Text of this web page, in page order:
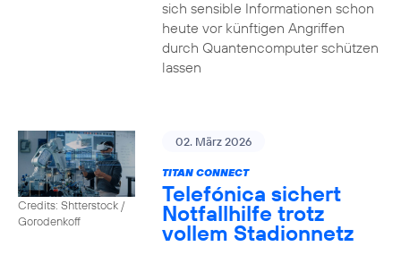
sich sensible Informationen schon
heute vor künftigen Angriffen
durch Quantencomputer schützen
lassen
Credits: Shtterstock /
Gorodenkoff
02. März 2026
TITAN CONNECT
Telefónica sichert
Notfallhilfe trotz
vollem Stadionnetz